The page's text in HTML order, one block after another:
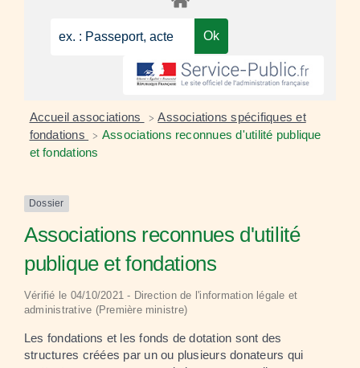
Accueil associations > Associations spécifiques et
fondations
> Associations reconnues d'utilité publique
et fondations
Dossier
Associations reconnues d'utilité
publique et fondations
Vérifié le 04/10/2021 - Direction de l'information légale et
administrative (Première ministre)
Les fondations et les fonds de dotation sont des
structures créées par un ou plusieurs donateurs qui